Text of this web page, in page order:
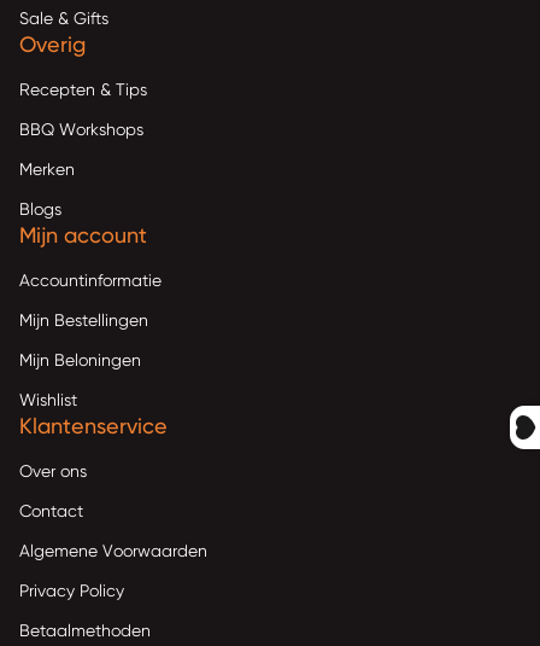
Sale & Gifts
Overig
Recepten & Tips
BBQ Workshops
Merken
Blogs
Mijn account
Accountinformatie
Mijn Bestellingen
Mijn Beloningen
Wishlist
Klantenservice
Over ons
Contact
Algemene Voorwaarden
Privacy Policy
Betaalmethoden